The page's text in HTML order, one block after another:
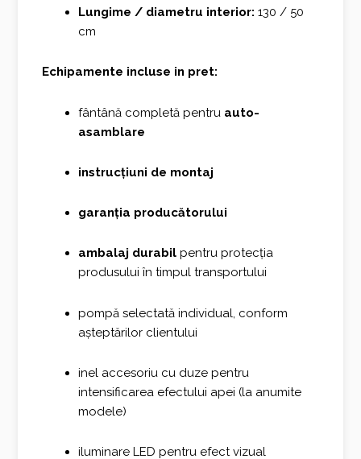
Lungime / diametru interior: 130 / 50
cm
Echipamente incluse in pret:
fântână completă pentru auto-
asamblare
instrucțiuni de montaj
garanția producătorului
ambalaj durabil pentru protecția
produsului în timpul transportului
pompă selectată individual, conform
așteptărilor clientului
inel accesoriu cu duze pentru
intensificarea efectului apei (la anumite
modele)
iluminare LED pentru efect vizual